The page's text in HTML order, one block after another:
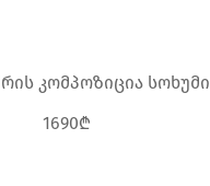
კომპოზიცია სოხუმი
1690₾